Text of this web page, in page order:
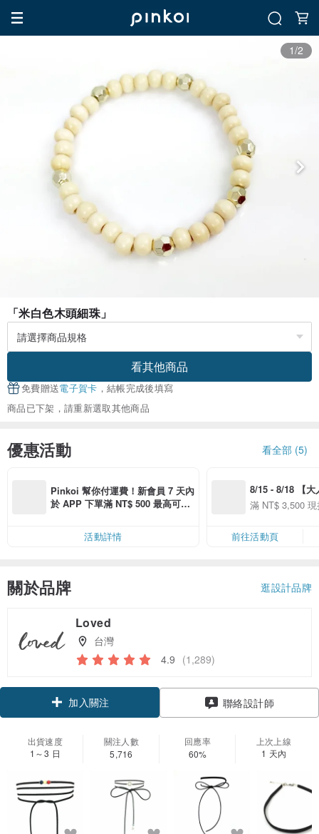
1/2
「米白色木頭細珠」
看其他商品
免費贈送電子賀卡 ，結帳完成後填寫
商品已下架，請重新選取其他商品
優惠活動 看全部 (5)
Pinkoi 幫你付運費！新會員 7 天內
於 APP 下單滿 NT$ 500 最高可折
活動詳情
8/15 - 8/18 【大
季】滿
50
滿 NT$ 3,500
前往活動頁
關於品牌 逛設計品牌
Loved
台灣
4.9 (1,289)
加入關注 聯絡設計師
出貨速度
1～3 日
關注人數
5,716
回應率
60%
上次上線
1 天內